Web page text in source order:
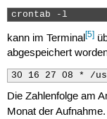
crontab -l
kann im Terminal[5]
abgespeichert
30 16 27 08 * /
Die Zahlenfolge am
Monat der